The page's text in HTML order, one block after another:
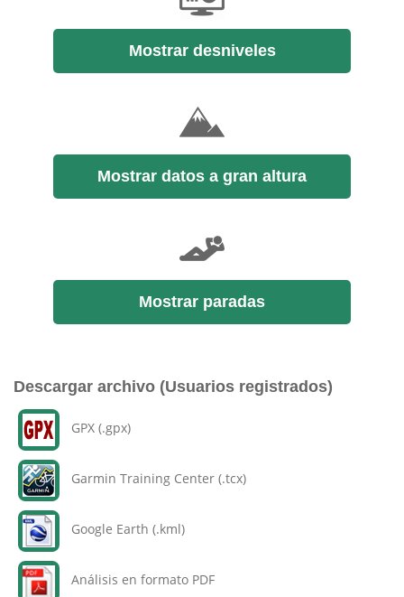
Mostrar desniveles
Mostrar datos a gran altura
Mostrar paradas
Descargar archivo (Usuarios registrados)
GPX (.gpx)
Garmin Training Center (.tcx)
Google Earth (.kml)
Análisis en formato PDF